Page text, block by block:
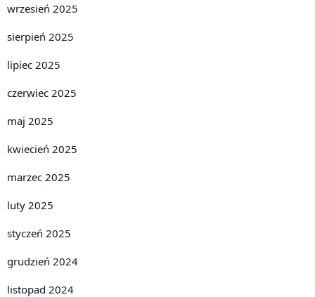
wrzesień 2025
sierpień 2025
lipiec 2025
czerwiec 2025
maj 2025
kwiecień 2025
marzec 2025
luty 2025
styczeń 2025
grudzień 2024
listopad 2024